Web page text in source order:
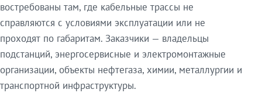
востребованы там, где кабельные трассы не
справляются с условиями эксплуатации или не
проходят по габаритам. Заказчики — владельцы
подстанций, энергосервисные и электромонтажные
организации, объекты нефтегаза, химии, металлургии и
транспортной инфраструктуры.